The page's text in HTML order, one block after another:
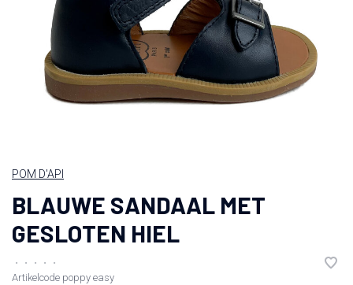
POM D'API
BLAUWE SANDAAL MET
GESLOTEN HIEL
• • • •
•
Artikelcode poppy easy